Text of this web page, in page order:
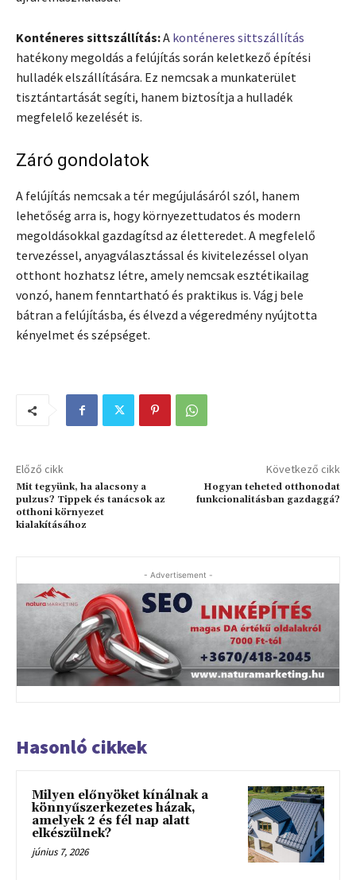
Konténeres sittszállítás:A konténeres sittszállítás
hatékony megoldás a felújítás során keletkező építési
hulladék elszállítására. Ez nemcsak a munkaterület
tisztántartását segíti, hanem biztosítja a hulladék
megfelelő kezelését is.
Záró gondolatok
A felújítás nemcsak a tér megújulásáról szól, hanem
lehetőség arra is, hogy környezettudatos és modern
megoldásokkal gazdagítsd az életteredet. A megfelelő
tervezéssel, anyagválasztással és kivitelezéssel olyan
otthont hozhatsz létre, amely nemcsak esztétikailag
vonzó, hanem fenntartható és praktikus is. Vágj bele
bátran a felújításba, és élvezd a végeredmény nyújtotta
kényelmet és szépséget.
Előző cikk
Mit tegyünk, ha alacsony a
pulzus? Tippek és tanácsok az
otthoni környezet
kialakításához
Következő cikk
Hogyan teheted otthonodat
funkcionalitásban gazdaggá?
- Advertisement -
Hasonló cikkek
Milyen előnyöket kínálnak a
könnyűszerkezetes házak,
amelyek 2 és fél nap alatt
elkészülnek?
június 7, 2026